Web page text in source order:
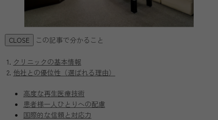
CLOSE この記事で分かること
クリニックの基本情報
他社との優位性（選ばれる理由）
高度な再生医療技術
患者様一人ひとりへの配慮
国際的な信頼と対応力